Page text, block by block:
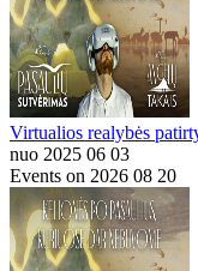
Virtualios realybės
nuo 2025 06 03
Events on 2026 08 20